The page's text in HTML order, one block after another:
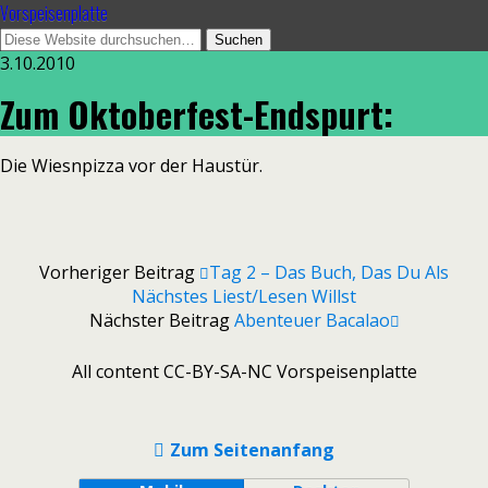
Vorspeisenplatte
3.10.2010
Zum Oktoberfest-Endspurt:
Die Wiesnpizza vor der Haustür.
Vorheriger Beitrag
Tag 2 – Das Buch, Das Du Als
Nächstes Liest/lesen Willst
Nächster BeitragAbenteuer Bacalao
All content CC-BY-SA-NC Vorspeisenplatte
Zum Seitenanfang